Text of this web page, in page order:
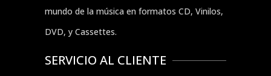
mundo de la música en formatos CD, Vinilos,
DVD, y Cassettes.
SERVICIO AL CLIENTE